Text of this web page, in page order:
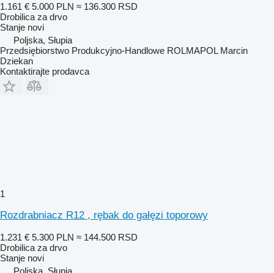
1.161 € 5.000 PLN ≈ 136.300 RSD
Drobilica za drvo
Stanje novi
Poljska, Słupia
Przedsiębiorstwo Produkcyjno-Handlowe ROLMAPOL Marcin
Dziekan
Kontaktirajte prodavca
1
Rozdrabniacz R12 , rębak do gałęzi toporowy
1.231 € 5.300 PLN ≈ 144.500 RSD
Drobilica za drvo
Stanje novi
Poljska, Słupia